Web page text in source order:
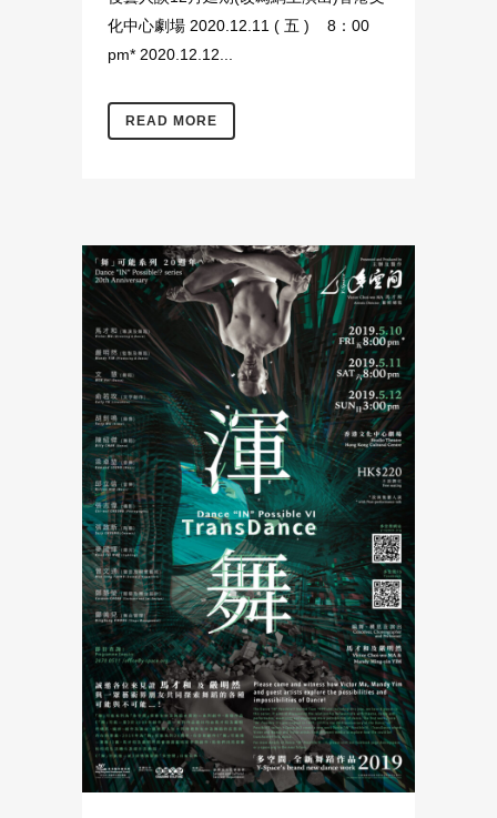
化中心劇場 2020.12.11 ( 五 ) 8：00
pm* 2020.12.12...
READ MORE